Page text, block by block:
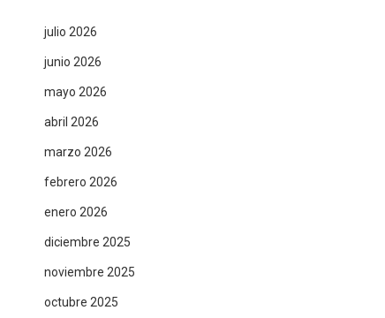
julio 2026
junio 2026
mayo 2026
abril 2026
marzo 2026
febrero 2026
enero 2026
diciembre 2025
noviembre 2025
octubre 2025